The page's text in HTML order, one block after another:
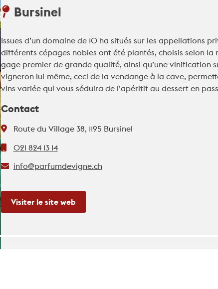
Bursinel
Issues d’un domaine de 10 ha situés sur les appellations
différents cépages nobles ont été plantés, choisis selon
gage premier de grande qualité, ainsi qu’une vinification
vigneron lui-même, ceci de la vendange à la cave,
vins variée qui vous séduira de l’apéritif au dessert en
Contact
Route du Village 38, 1195 Bursinel
021 824 13 14
info@parfumdevigne.ch
Visiter le site web